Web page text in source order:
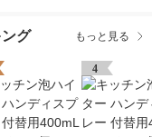
グ もっと見る
4